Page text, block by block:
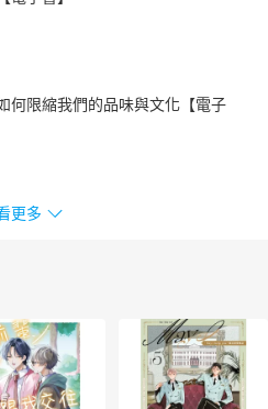
兼讀萬卷書之風。
畫面的人物與事件描寫中，遭逢的
體現於阿爾巴尼亞的臺灣廣場、巴
的吉爾吉斯東干人的中華文化殘
。文化親近性更具體地彰顯於天差
活態度、慾望和渴求。正是這樣的
界的廣袤大地。這種既遙遠又鄰近
過著與當前不同的其他生活的可
）：
而言，便車從不只是抵達目的地的
車廂裡，搭便車的旅人與司機藉談
，抵達無邊的疆界；但回到當下此
何限縮我們的品味與文化【電子
更多